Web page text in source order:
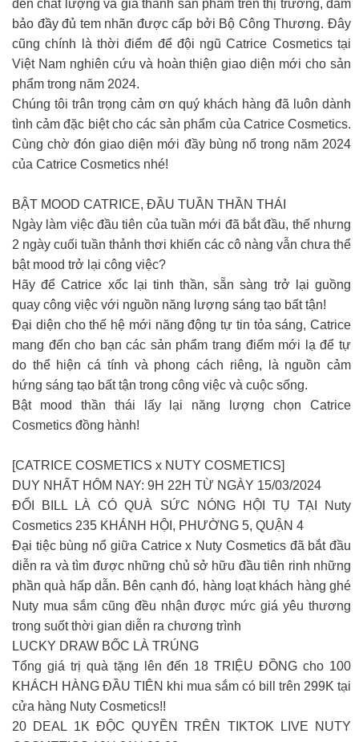
đến chất lượng và giá thành sản phẩm trên thị trường, đảm
bảo đầy đủ tem nhãn được cấp bởi Bộ Công Thương. Đây
cũng chính là thời điểm để đội ngũ Catrice Cosmetics tại
Việt Nam nghiên cứu và hoàn thiện giao diện mới cho sản
phẩm trong năm 2024.
Chúng tôi trân trọng cảm ơn quý khách hàng đã luôn dành
tình cảm đặc biệt cho các sản phẩm của Catrice Cosmetics.
Cùng chờ đón giao diện mới đầy bùng nổ trong năm 2024
của Catrice Cosmetics nhé!
BẬT MOOD CATRICE, ĐẦU TUẦN THẦN THÁI
Ngày làm việc đầu tiên của tuần mới đã bắt đầu, thế nhưng
2 ngày cuối tuần thảnh thơi khiến các cô nàng vẫn chưa thể
bật mood trở lại công việc?
Hãy để Catrice xốc lại tinh thần, sẵn sàng trở lại guồng
quay công việc với nguồn năng lượng sáng tạo bất tận!
Đại diện cho thế hệ mới năng động tự tin tỏa sáng, Catrice
mang đến cho bạn các sản phẩm trang điểm mới lạ để tự
do thể hiện cá tính và phong cách riêng, là nguồn cảm
hứng sáng tạo bất tận trong công việc và cuộc sống.
Bật mood thần thái lấy lại năng lượng chọn Catrice
Cosmetics đồng hành!
[CATRICE COSMETICS x NUTY COSMETICS]
DUY NHẤT HÔM NAY: 9H 22H TỪ NGÀY 15/03/2024
ĐỔI BILL LÀ CÓ QUÀ SỨC NÓNG HỘI TỤ TẠI Nuty
Cosmetics 235 KHÁNH HỘI, PHƯỜNG 5, QUẬN 4
Đại tiệc bùng nổ giữa Catrice x Nuty Cosmetics đã bắt đầu
diễn ra và tìm được những chủ sở hữu đầu tiên rinh những
phần quà hấp dẫn. Bên cạnh đó, hàng loạt khách hàng ghé
Nuty mua sắm cũng đều nhận được mức giá yêu thương
trong suốt thời gian diễn ra chương trình
LUCKY DRAW BỐC LÀ TRÚNG
Tổng giá trị quà tặng lên đến 18 TRIỆU ĐỒNG cho 100
KHÁCH HÀNG ĐẦU TIÊN khi mua sắm có bill trên 299K tại
cửa hàng Nuty Cosmetics!!
20 DEAL 1K ĐỘC QUYỀN TRÊN TIKTOK LIVE NUTY